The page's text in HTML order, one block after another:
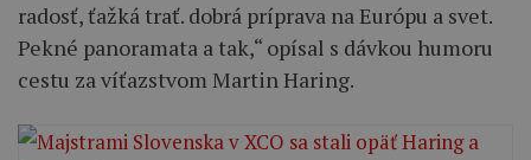
radosť, ťažká trať. dobrá príprava na Európu a svet.
Pekné panoramata a tak,“ opísal s dávkou humoru
cestu za víťazstvom Martin Haring.